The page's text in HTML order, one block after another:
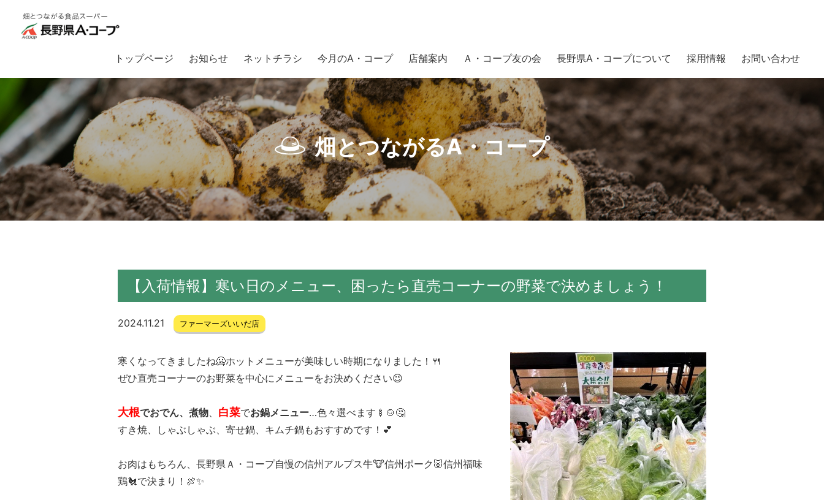
トップページ お知らせ ネットチラシ 今月のA・コープ 店舗案内 Ａ・コープ友の会 長野県A・コープについて 採用情報 お問い合わせ
畑とつながるA・コープ 【入荷情報】寒い日のメニュー、困ったら直売コーナーの野菜で決めましょう！
畑とつながるA・コープ
【入荷情報】寒い日のメニュー、困ったら直売コーナーの野菜で決めましょう！
2024.11.21 ファーマーズいいだ店
寒くなってきましたね🥶ホットメニューが美味しい時期になりました！🍴
ぜひ直売コーナーのお野菜を中心にメニューをお決めください😉
大根でおでん、煮物、 白菜でお鍋メニュー…色々選べます🍢🍲🤔
すき焼、しゃぶしゃぶ、寄せ鍋、キムチ鍋もおすすめです！💕
お肉はもちろん、長野県Ａ・コープ自慢の信州アルプス牛🐮信州ポーク🐷信州福味
鶏🐔で決まり！🍖✨